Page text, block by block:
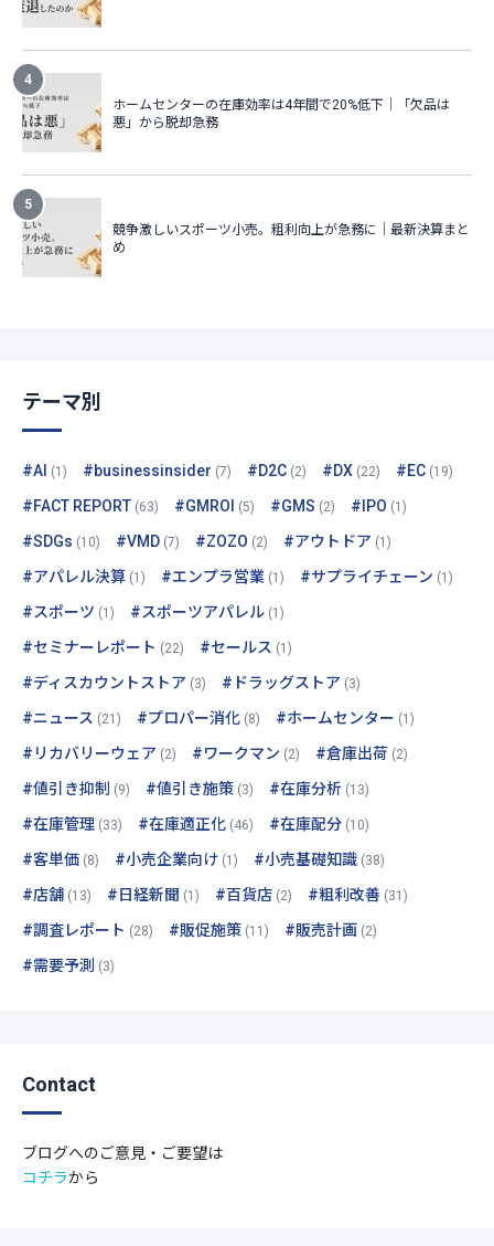
テーマ別
#AI (1) #businessinsider (7) #D2C (2) #DX (22) #EC (19)
#FACT REPORT (63) #GMROI (5) #GMS (2) #IPO (1)
#SDGs (10) #VMD (7) #ZOZO (2) #アウトドア (1)
#アパレル決算 (1) #エンプラ営業 (1) #サプライチェーン (1)
#スポーツ (1) #スポーツアパレル (1)
#セミナーレポート (22) #セールス (1)
#ディスカウントストア (3) #ドラッグストア (3)
#ニュース (21) #プロパー消化 (8) #ホームセンター (1)
#リカバリーウェア (2) #ワークマン (2) #倉庫出荷 (2)
#値引き抑制 (9) #値引き施策 (3) #在庫分析 (13)
#在庫管理 (33) #在庫適正化 (46) #在庫配分 (10)
#客単価 (8) #小売企業向け (1) #小売基礎知識 (38)
#店舗 (13) #日経新聞 (1) #百貨店 (2) #粗利改善 (31)
#調査レポート (28) #販促施策 (11) #販売計画 (2)
#需要予測 (3)
Contact
ブログへのご意見・ご要望は
コチラから